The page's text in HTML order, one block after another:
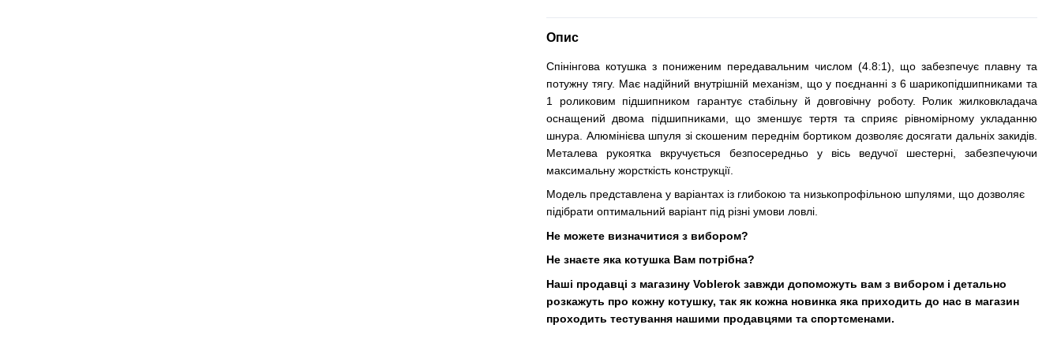
Опис
Спінінгова котушка з пониженим передавальним числом (4.8:1), що забезпечує плавну та
потужну тягу. Має надійний внутрішній механізм, що у поєднанні з 6 шарикопідшипниками та
1 роликовим підшипником гарантує стабільну й довговічну роботу. Ролик жилковкладача
оснащений двома підшипниками, що зменшує тертя та сприяє рівномірному укладанню
шнура. Алюмінієва шпуля зі скошеним переднім бортиком дозволяє досягати дальніх закидів.
Металева рукоятка вкручується безпосередньо у вісь ведучої шестерні, забезпечуючи
максимальну жорсткість конструкції.
Модель представлена у варіантах із глибокою та низькопрофільною шпулями, що дозволяє
підібрати оптимальний варіант під різні умови ловлі.
Не можете визначитися з вибором?
Не знаєте яка котушка Вам потрібна?
Наші продавці з магазину Voblerok завжди допоможуть вам з вибором і детально
розкажуть про кожну котушку, так як кожна новинка яка приходить до нас в магазин
проходить тестування нашими продавцями та спортсменами.